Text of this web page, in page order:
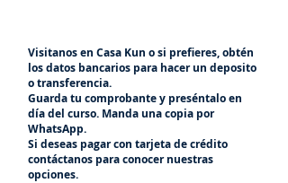
Visitanos en Casa Kun o si prefieres, obtén
los datos bancarios para hacer un deposito
o transferencia.
Guarda tu comprobante y preséntalo en
día del curso. Manda una copia por
WhatsApp.
Si deseas pagar con tarjeta de crédito
contáctanos para conocer nuestras
opciones.